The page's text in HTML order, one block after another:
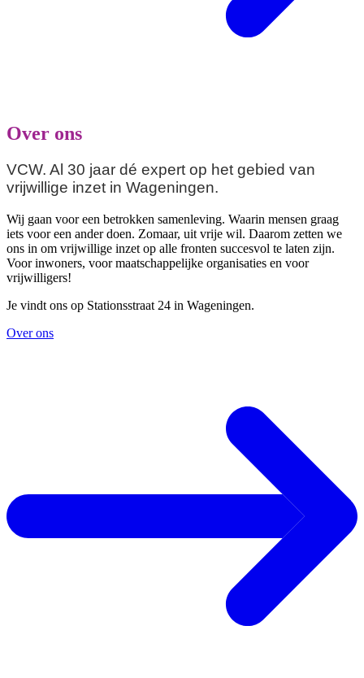
Over ons
VCW. Al 30 jaar dé expert op het gebied van
vrijwillige inzet in Wageningen.
Wij gaan voor een betrokken samenleving. Waarin mensen graag
iets voor een ander doen. Zomaar, uit vrije wil. Daarom zetten we
ons in om vrijwillige inzet op alle fronten succesvol te laten zijn.
Voor inwoners, voor maatschappelijke organisaties en voor
vrijwilligers!
Je vindt ons op Stationsstraat 24 in Wageningen.
Over ons